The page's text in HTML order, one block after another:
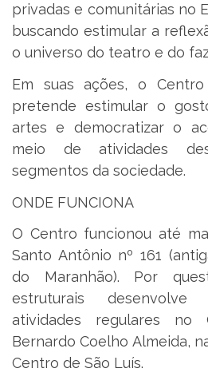
privadas e comunitárias no
buscando estimular a
o universo do teatro e do
Em suas ações, o
pretende estimular o
artes e democratizar o
meio de atividades
segmentos da sociedade.
ONDE FUNCIONA
O Centro funcionou até
Santo Antônio nº 161
do Maranhão). Por
estruturais desenvolve
atividades regulares no
Bernardo Coelho Almeida,
Centro de São Luís.